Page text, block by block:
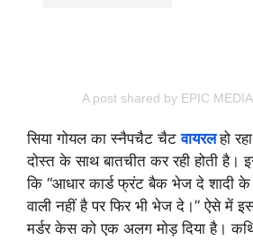
A post shared by EPIC
सिया गोयल का स्नैपचैट चैटवायरल हो
दोस्त के साथ बातचीत कर रही होती है।
कि “आधार कार्ड फ्रंट बैक भेज दे शादी
वाली नहीं है पर फिर भी भेज दे।” ऐसे में
मर्डर केस को एक अलग मोड़ दिया है।